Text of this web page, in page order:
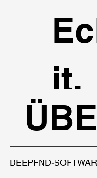
it.
DEEPFND-